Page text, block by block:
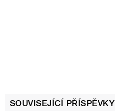
SOUVISEJÍCÍ PŘÍSPĚVKY